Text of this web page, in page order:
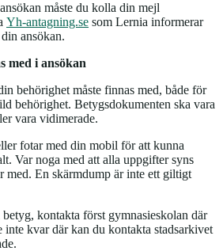
måste du kolla din mejl
Yh-antagning.se som Lernia informerar
ansökan.
med i ansökan
behörighet måste finnas med, både för
behörighet. Betygsdokumenten ska vara
vara vidimerade.
fotar med din mobil för att kunna
Var noga med att alla uppgifter syns
med. En skärmdump är inte ett giltigt
kontakta först gymnasieskolan där
inte kvar där kan du kontakta stadsarkivet